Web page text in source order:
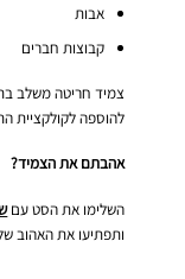
אבות
קבוצות חברים
צמיד חריטה משלב
להוספה לקולקציית
אהבתם את הצמיד?
השלימו את הסט עם
ותפתיעו את האהוב